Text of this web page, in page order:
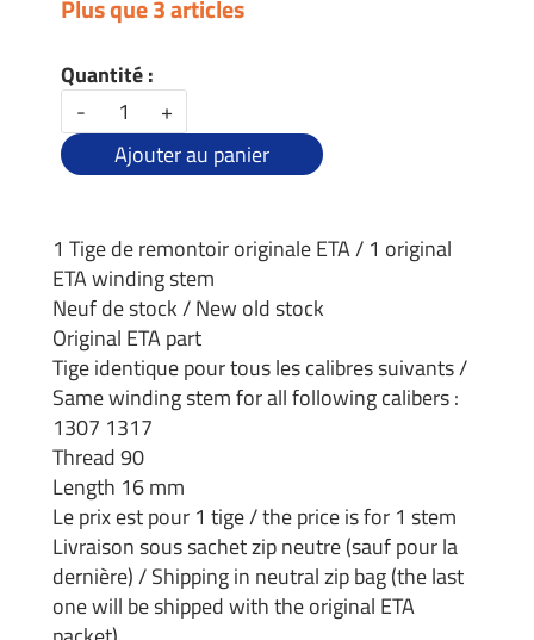
Plus que 3 articles
Quantité :
-
+
Ajouter au panier
1 Tige de remontoir originale ETA / 1 original
ETA winding stem
Neuf de stock / New old stock
Original ETA part
Tige identique pour tous les calibres suivants /
Same winding stem for all following calibers :
1307 1317
Thread 90
Length 16 mm
Le prix est pour 1 tige / the price is for 1 stem
Livraison sous sachet zip neutre (sauf pour la
dernière) / Shipping in neutral zip bag (the last
one will be shipped with the original ETA